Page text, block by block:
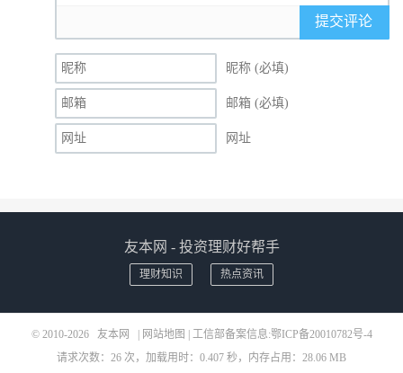
提交评论
昵称 (必填)
邮箱 (必填)
网址
友本网 - 投资理财好帮手
理财知识 热点资讯
© 2010-2026 友本网 网站地图 | 工信部备案信息:鄂ICP备20010782号-4
请求次数：26 次，加载用时：0.407 秒，内存占用：28.06 MB